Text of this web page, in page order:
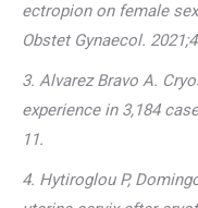
ectropion on female
Obstet Gynaecol.
3. Alvarez Bravo A.
experience in 3,184
11.
4. Hytiroglou P,